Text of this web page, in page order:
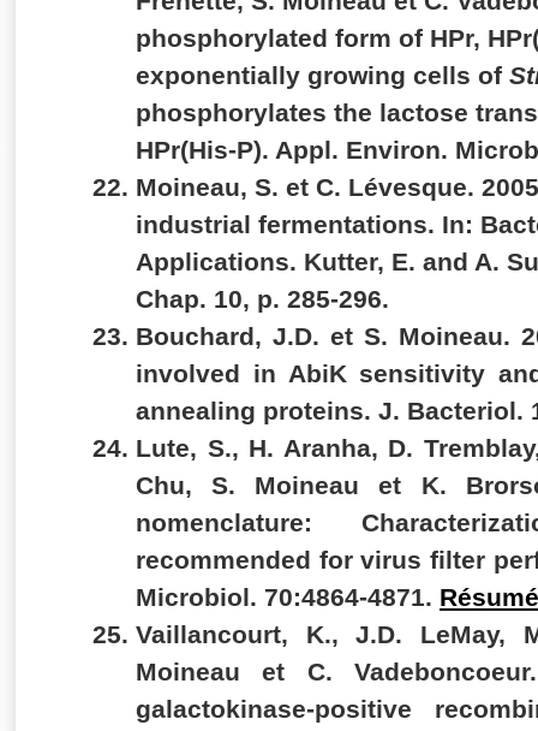
phosphorylated form of HPr,
exponentially growing cells of
phosphorylates the lactose
HPr(His-P). Appl. Environ.
Moineau, S. et C. Lévesque.
industrial fermentations. In:
Applications. Kutter, E. and A.
Chap. 10, p. 285-296.
Bouchard, J.D. et S. Moineau.
involved in AbiK sensitivity
annealing proteins. J. Bacteriol.
Lute, S., H. Aranha, D.
Chu,
S. Moineau
et K.
nomenclature:
recommended for virus filter
Microbiol. 70:4864-4871. Résumé
Vaillancourt, K., J.D. LeMay,
Moineau
et C.
galactokinase-positive